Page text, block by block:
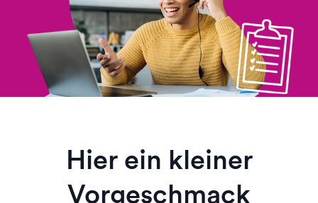
Hier ein kleiner
Vorgeschmack